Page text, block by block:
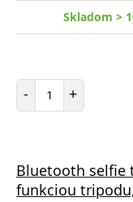
Skladom >
- Počet položiek
+
Bluetooth selfie
funkciou